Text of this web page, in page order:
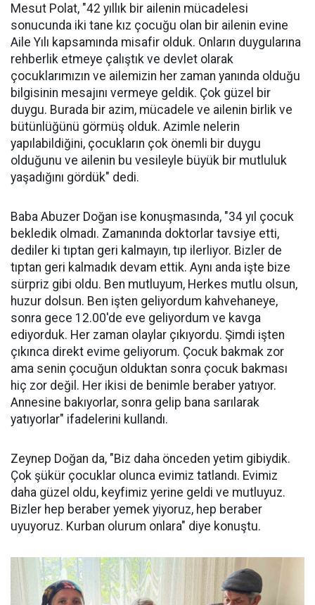
Mesut Polat, "42 yıllık bir ailenin mücadelesi
sonucunda iki tane kız çocuğu olan bir ailenin evine
Aile Yılı kapsamında misafir olduk. Onların duygularına
rehberlik etmeye çalıştık ve devlet olarak
çocuklarımızın ve ailemizin her zaman yanında olduğu
bilgisinin mesajını vermeye geldik. Çok güzel bir
duygu. Burada bir azim, mücadele ve ailenin birlik ve
bütünlüğünü görmüş olduk. Azimle nelerin
yapılabildiğini, çocukların çok önemli bir duygu
olduğunu ve ailenin bu vesileyle büyük bir mutluluk
yaşadığını gördük" dedi.
Baba Abuzer Doğan ise konuşmasında, "34 yıl çocuk
bekledik olmadı. Zamanında doktorlar tavsiye etti,
dediler ki tıptan geri kalmayın, tıp ilerliyor. Bizler de
tıptan geri kalmadık devam ettik. Aynı anda işte bize
sürpriz gibi oldu. Ben mutluyum, Herkes mutlu olsun,
huzur dolsun. Ben işten geliyordum kahvehaneye,
sonra gece 12.00'de eve geliyordum ve kavga
ediyorduk. Her zaman olaylar çıkıyordu. Şimdi işten
çıkınca direkt evime geliyorum. Çocuk bakmak zor
ama senin çocuğun olduktan sonra çocuk bakması
hiç zor değil. Her ikisi de benimle beraber yatıyor.
Annesine bakıyorlar, sonra gelip bana sarılarak
yatıyorlar" ifadelerini kullandı.
Zeynep Doğan da, "Biz daha önceden yetim gibiydik.
Çok şükür çocuklar olunca evimiz tatlandı. Evimiz
daha güzel oldu, keyfimiz yerine geldi ve mutluyuz.
Bizler hep beraber yemek yiyoruz, hep beraber
uyuyoruz. Kurban olurum onlara" diye konuştu.